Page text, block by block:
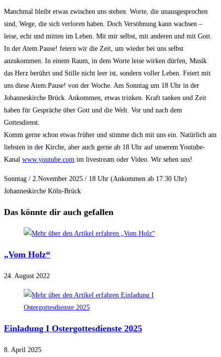
Manchmal bleibt etwas zwischen uns stehen. Worte, die unausgesprochen
sind, Wege, die sich verloren haben. Doch Versöhnung kann wachsen –
leise, echt und mitten im Leben. Mit mir selbst, mit anderen und mit Gott.
In der Atem.Pause! feiern wir die Zeit, um wieder bei uns selbst
anzukommen. In einem Raum, in dem Worte leise wirken dürfen, Musik
das Herz berührt und Stille nicht leer ist, sondern voller Leben. Feiert mit
uns diese Atem.Pause! von der Woche. Am Sonntag um 18 Uhr in der
Johanneskirche Brück. Ankommen, etwas trinken. Kraft tanken und Zeit
haben für Gespräche über Gott und die Welt. Vor und nach dem
Gottesdienst.
Komm gerne schon etwas früher und stimme dich mit uns ein. Natürlich am
liebsten in der Kirche, aber auch gerne ab 18 Uhr auf unserem Youtube-
Kanal www.youtube.com im livestream oder Video. Wir sehen uns!
Sonntag / 2.November 2025 / 18 Uhr (Ankommen ab 17:30 Uhr)
Johanneskirche Köln-Brück
Das könnte dir auch gefallen
„Vom Holz“
24. August 2022
Einladung I Ostergottesdienste 2025
8. April 2025